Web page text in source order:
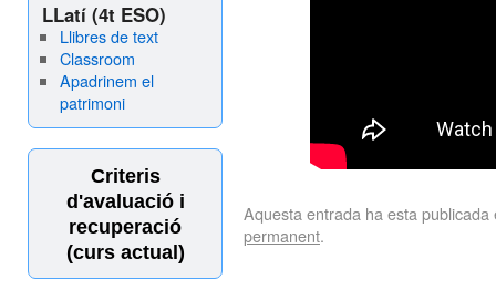
LLatí (4t ESO)
Llibres de text
Classroom
Apadrinem el
patrimoni
Criteris
d'avaluació i
recuperació
(curs actual)
Aquesta entrada ha esta
permanent.